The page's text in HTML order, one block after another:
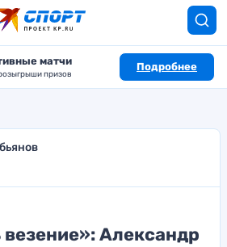
матчи
призов
Подробнее
Александр